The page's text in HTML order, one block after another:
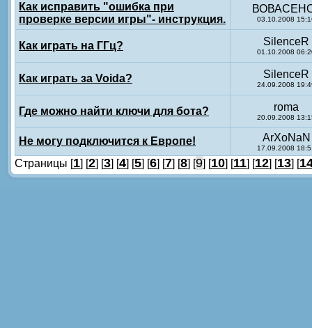
Как исправить "ошибка при
проверке версии игры"- инструкция.
03.10.2008
Как играть на ГГц? SilenceR
01.10.2008
Как играть за Voida? SilenceR
24.09.2008
Где можно найти ключи для бота? roma
20.09.2008
Не могу подключится к Европе! ArXoNaN
17.09.2008
Страницы [1] [2] [3] [4] [5] [6] [7] [8] [9] [10] [11] [12] [13] [